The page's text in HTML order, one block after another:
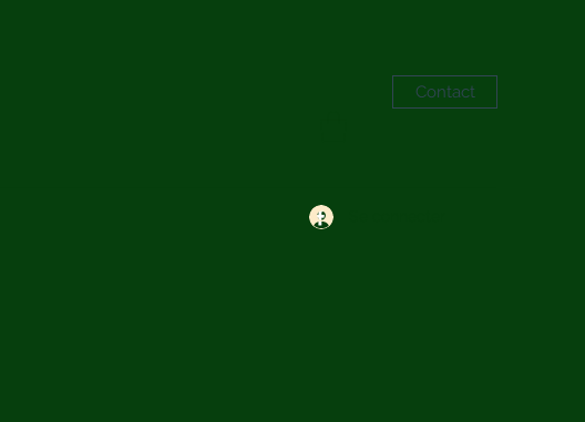
Contact